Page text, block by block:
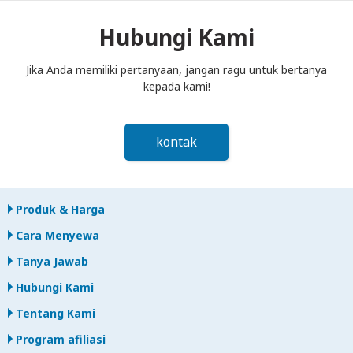
setelah akhir periode sewa. Jika Anda terlambat
mengembalikan, Anda akan dikenakan biaya.
Hubungi Kami
Jika Anda memiliki pertanyaan, jangan ragu untuk bertanya
kepada kami!
kontak
Produk & Harga
Cara Menyewa
Tanya Jawab
Hubungi Kami
Tentang Kami
Program afiliasi